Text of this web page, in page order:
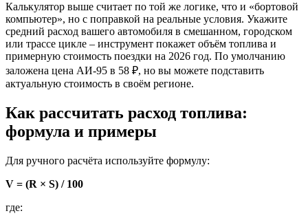
Калькулятор выше считает по той же логике, что и «бортовой
компьютер», но с поправкой на реальные условия. Укажите
средний расход вашего автомобиля в смешанном, городском
или трассе цикле – инструмент покажет объём топлива и
примерную стоимость поездки на 2026 год. По умолчанию
заложена цена АИ-95 в 58 ₽, но вы можете подставить
актуальную стоимость в своём регионе.
Как рассчитать расход топлива:
формула и примеры
Для ручного расчёта используйте формулу:
V = (R × S) / 100
где: